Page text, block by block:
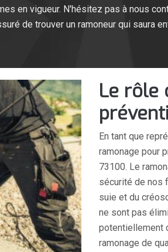
en vigueur. N'hésitez pas à nous
de trouver un ramoneur qui saura
Le rôle
En tant que
ramonage pour
73100. Le
sécurité de nos
suie et du
ne sont pas
potentiellement
ramonage de